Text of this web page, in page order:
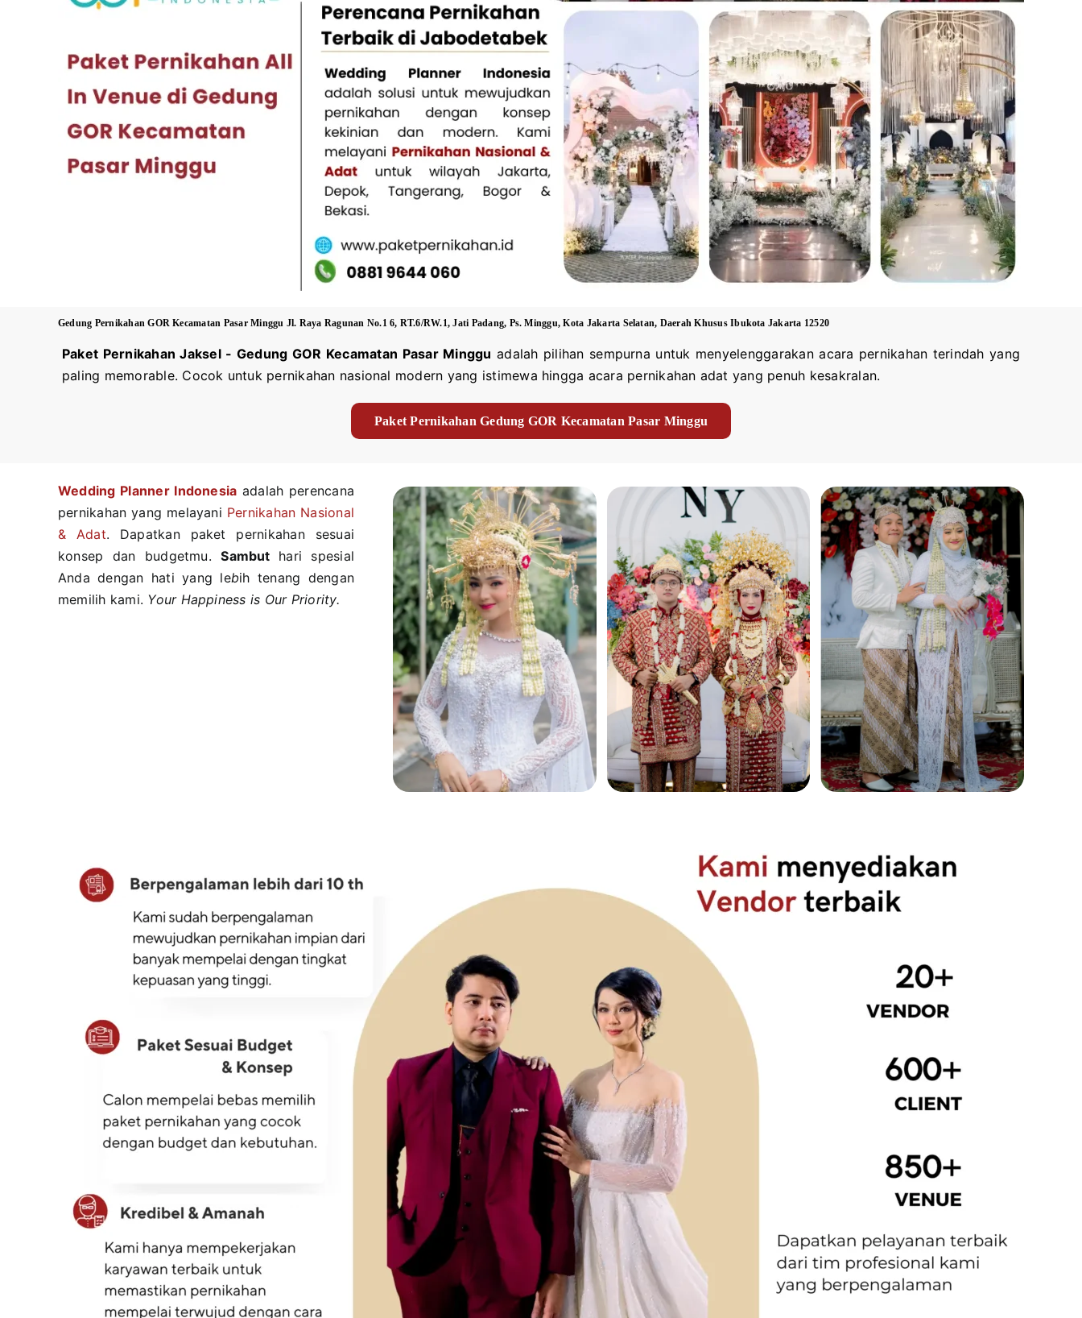
Gedung PernikahanGOR Kecamatan Pasar Minggu Jl. Raya Ragunan No.1 6, RT.6/RW.1, Jati Padang, Ps. Minggu, Kota Jakarta Selatan, Daerah Khusus Ibukota Jakarta 12520
Paket Pernikahan Jaksel - Gedung GOR Kecamatan Pasar Minggu adalah pilihan sempurna untuk menyelenggarakan acara pernikahan terindah yang
paling memorable. Cocok untuk pernikahan nasional modern yang istimewa hingga acara pernikahan adat yang penuh kesakralan.
Paket Pernikahan Gedung GOR Kecamatan Pasar Minggu
Wedding Planner Indonesia adalah perencana
pernikahan yang melayani Pernikahan Nasional
& Adat. Dapatkan paket pernikahan sesuai
konsep dan budgetmu.Sambut hari spesial
Anda dengan hati yang lebih tenang dengan
memilih kami. Your Happiness is Our Priority.